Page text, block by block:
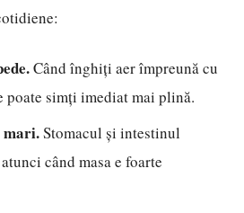
Când înghiți aer împreună cu
poate simți imediat mai plină.
mari.Stomacul și intestinul
când masa e foarte